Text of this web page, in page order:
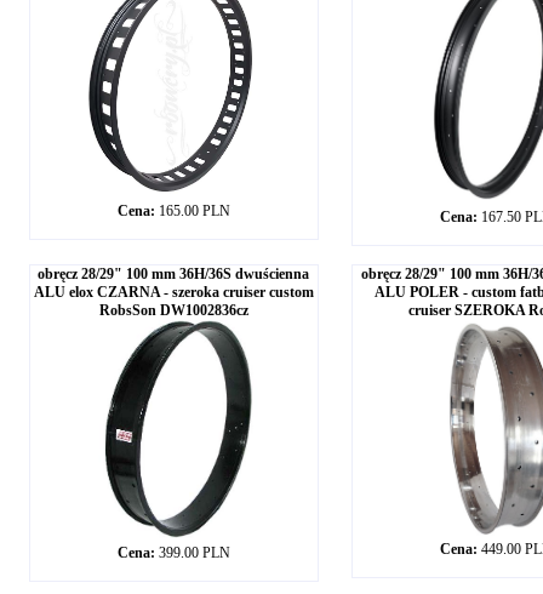
Cena: 165.00 PLN Cena: 167.50
obręcz 28/29" 100 mm 36H/36S dwuścienna
ALU elox CZARNA - szeroka cruiser custom
RobsSon DW1002836cz
Cena: 399.00 PLN
obręcz 28/29" 100 mm 36H/
ALU POLER - custom
cruiser SZEROKA
Cena: 449.00